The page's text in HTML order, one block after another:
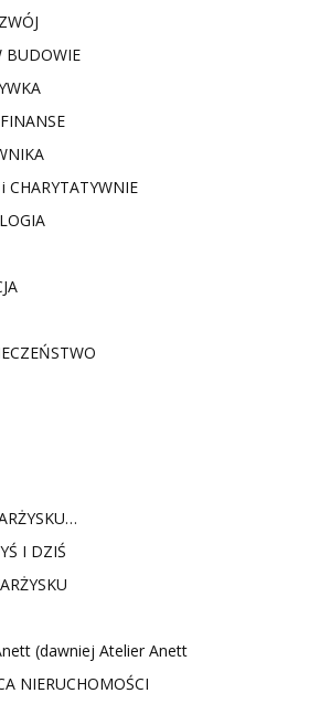
BUDOWIE
CHARYTATYWNIE
I DZIŚ
(dawniej Atelier Anett
NIERUCHOMOŚCI